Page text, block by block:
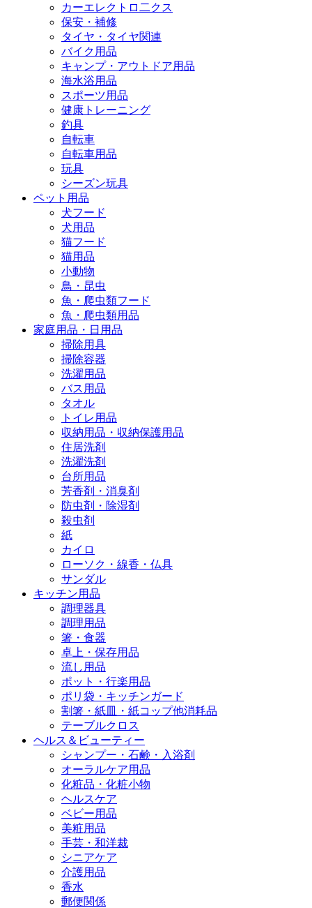
カーエレクトロ二クス
保安・補修
タイヤ・タイヤ関連
バイク用品
キャンプ・アウトドア用品
海水浴用品
スポーツ用品
健康トレーニング
釣具
自転車
自転車用品
玩具
シーズン玩具
ペット用品
犬フード
犬用品
猫フード
猫用品
小動物
鳥・昆虫
魚・爬虫類フード
魚・爬虫類用品
家庭用品・日用品
掃除用具
掃除容器
洗濯用品
バス用品
タオル
トイレ用品
収納用品・収納保護用品
住居洗剤
洗濯洗剤
台所用品
芳香剤・消臭剤
防虫剤・除湿剤
殺虫剤
紙
カイロ
ローソク・線香・仏具
サンダル
キッチン用品
調理器具
調理用品
箸・食器
卓上・保存用品
流し用品
ポット・行楽用品
ポリ袋・キッチンガード
割箸・紙皿・紙コップ他消耗品
テーブルクロス
ヘルス＆ビューティー
シャンプー・石鹸・入浴剤
オーラルケア用品
化粧品・化粧小物
ヘルスケア
ベビー用品
美粧用品
手芸・和洋裁
シニアケア
介護用品
香水
郵便関係